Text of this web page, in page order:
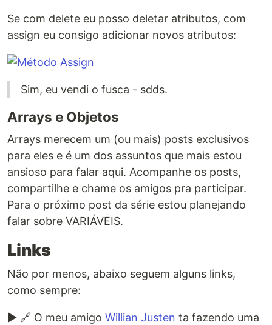
Se com delete eu posso deletar atributos, com
assign eu consigo adicionar novos atributos:
Sim, eu vendi o fusca - sdds.
Arrays e Objetos
Arrays merecem um (ou mais) posts exclusivos
para eles e é um dos assuntos que mais estou
ansioso para falar aqui. Acompanhe os posts,
compartilhe e chame os amigos pra participar.
Para o próximo post da série estou planejando
falar sobre VARIÁVEIS.
Links
Não por menos, abaixo seguem alguns links,
como sempre:
▶ 🔗 O meu amigo Willian Justen ta fazendo uma